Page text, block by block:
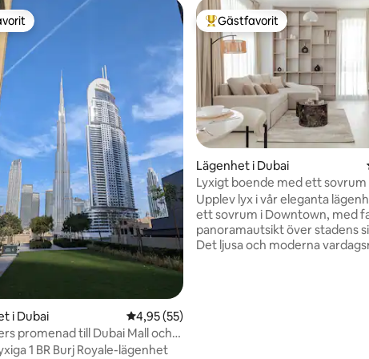
betyg, 31 omdömen
i Dubai 4,95 av 5 i genomsnittligt betyg, 55
4,95 (55)
promenad till Dubai Mall och
Burj Pool
1 BR Burj Royale-lägenhet
Populär gästfavorit
Gästfavorit
Lägenhet i Dubai
Lyxigt boende med ett sovrum
Khalifa
Upplev lyx i vår eleganta
ett sovrum i Downtown, med
panoramautsikt över stadens
Det ljusa och moderna